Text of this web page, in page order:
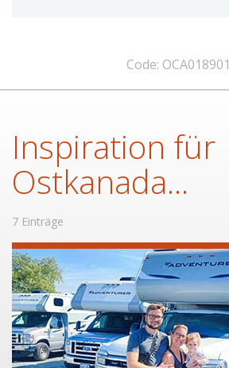
Code: OCA018901
Inspiration für
Ostkanada...
7 Einträge